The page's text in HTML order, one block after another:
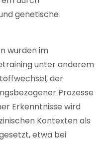
genetische
wurden im
unter anderem
der
Prozesse
Erkenntnisse wird
Kontexten als
etwa bei